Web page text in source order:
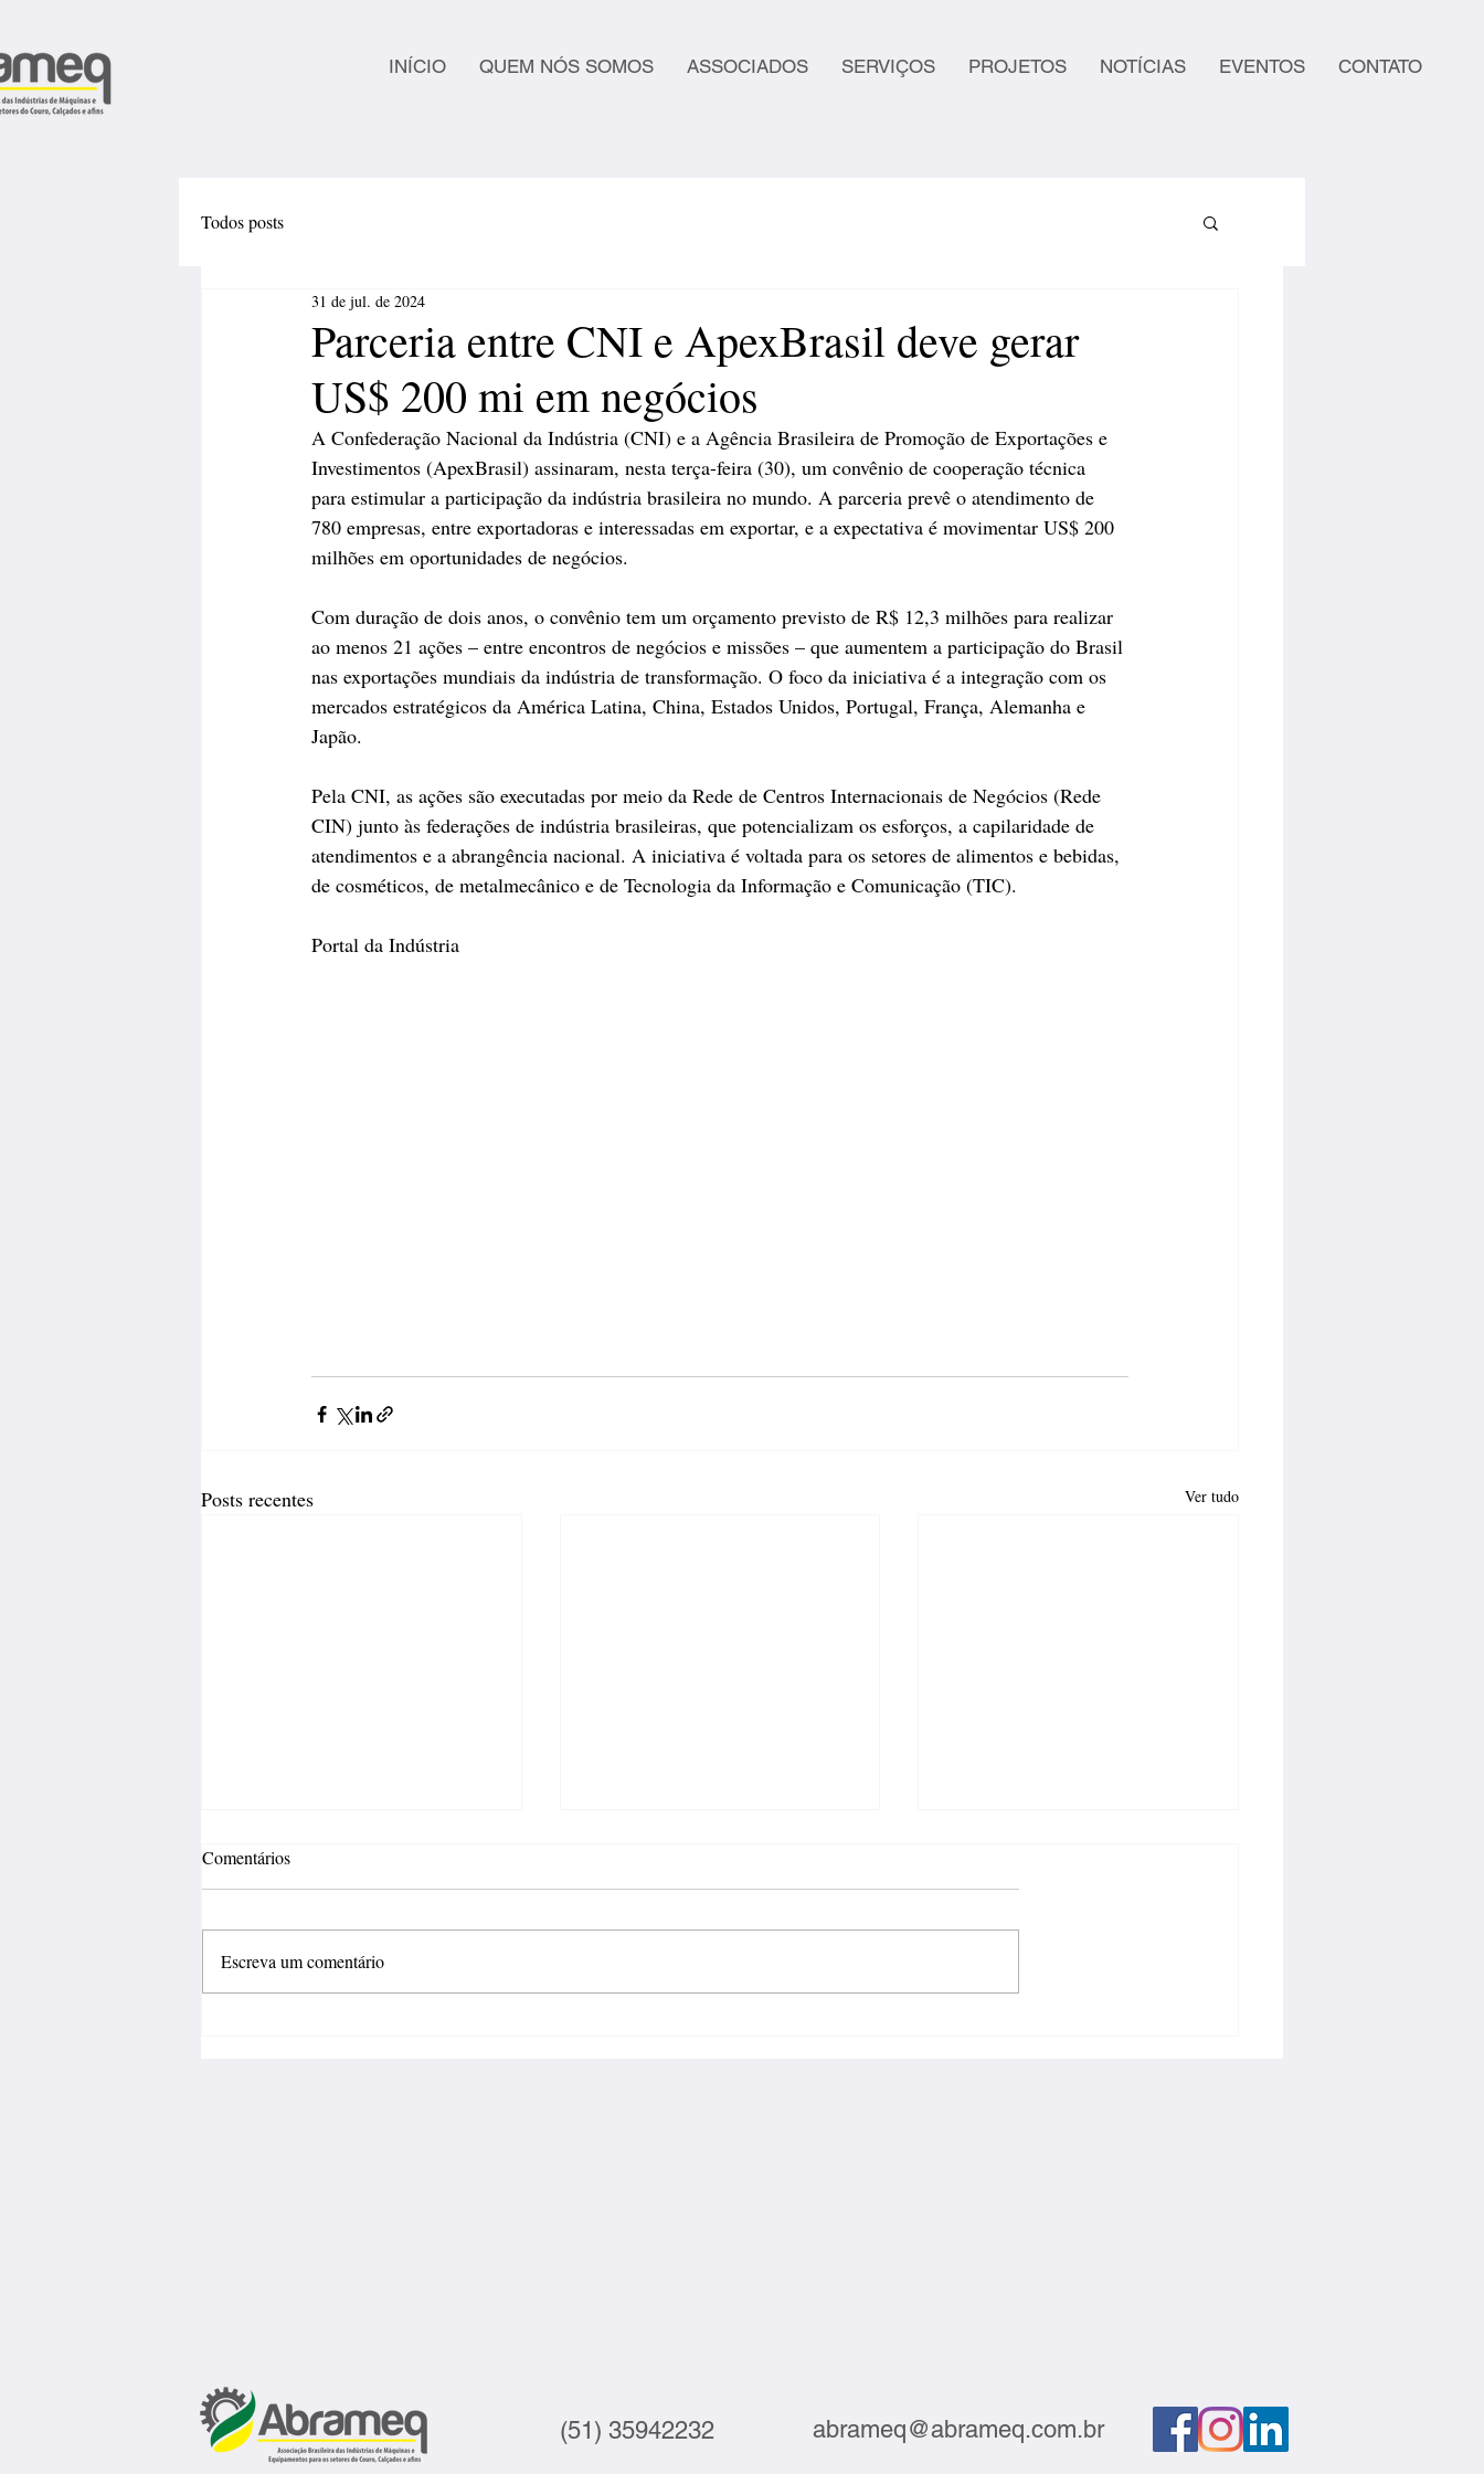
INÍCIO QUEM NÓS SOMOS ASSOCIADOS SERVIÇOS PROJETOS NOTÍCIAS EVENTOS CONTATO
Todos posts
Parceria entre CNI e ApexBrasil deve gerar
US$ 200 mi em negócios
31 de jul. de 2024
A Confederação Nacional da Indústria (CNI) e a Agência Brasileira de Promoção de Exportações e
Investimentos (ApexBrasil) assinaram, nesta terça-feira (30), um convênio de cooperação técnica
para estimular a participação da indústria brasileira no mundo. A parceria prevê o atendimento de
780 empresas, entre exportadoras e interessadas em exportar, e a expectativa é movimentar US$ 200
milhões em oportunidades de negócios.
Com duração de dois anos, o convênio tem um orçamento previsto de R$ 12,3 milhões para realizar
ao menos 21 ações – entre encontros de negócios e missões – que aumentem a participação do Brasil
nas exportações mundiais da indústria de transformação. O foco da iniciativa é a integração com os
mercados estratégicos da América Latina, China, Estados Unidos, Portugal, França, Alemanha e
Japão.
Pela CNI, as ações são executadas por meio da Rede de Centros Internacionais de Negócios (Rede
CIN) junto às federações de indústria brasileiras, que potencializam os esforços, a capilaridade de
atendimentos e a abrangência nacional. A iniciativa é voltada para os setores de alimentos e bebidas,
de cosméticos, de metalmecânico e de Tecnologia da Informação e Comunicação (TIC).
Portal da Indústria
Posts recentes Ver tudo
Comentários
Escreva um comentário
(51) 35942232 abrameq@abrameq.com.br